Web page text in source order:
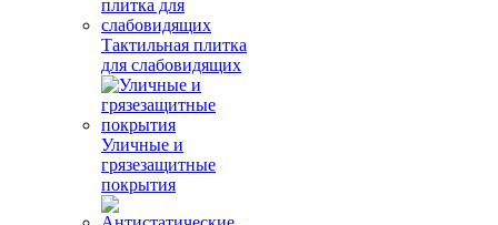
Тактильная плитка
для слабовидящих
Уличные и
грязезащитные
покрытия